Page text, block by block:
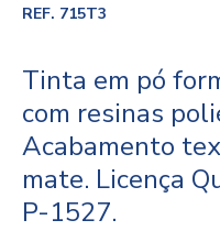
REF. 715T3
Tinta em pó
com resinas
Acabamento
mate. Licença
P-1527.